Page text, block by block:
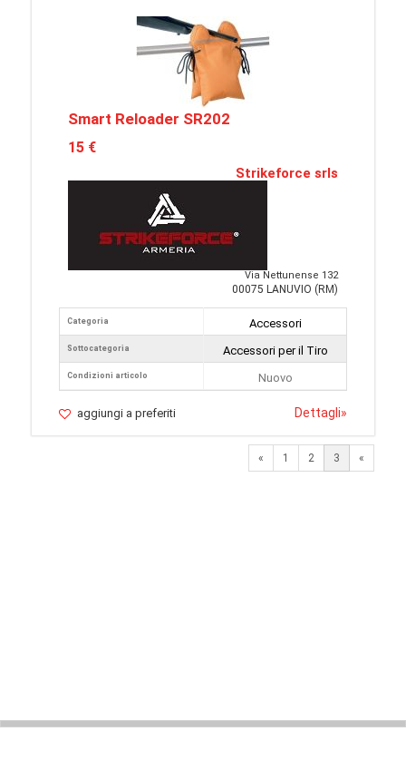
Smart Reloader SR202
15 €
Strikeforce srls
Via Nettunense 132
00075 LANUVIO (RM)
Categoria
Sottocategoria
Condizioni articolo
Accessori
Accessori per il Tiro
Nuovo
aggiungi a preferiti Dettagli»
« Previous
1 2 3 «